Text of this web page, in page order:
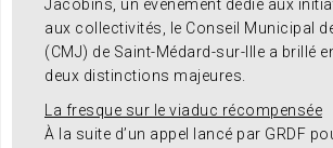
Jacobins, un événement dédié aux
aux collectivités, le Conseil Municipal
(CMJ) de Saint-Médard-sur-Ille a brillé
deux distinctions majeures.
La fresque sur le viaduc récompensée
À la suite d’un appel lancé par GRDF